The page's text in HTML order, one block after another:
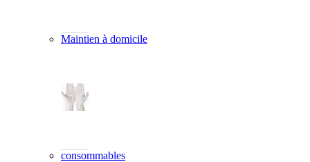
Maintien à domicile
consommables